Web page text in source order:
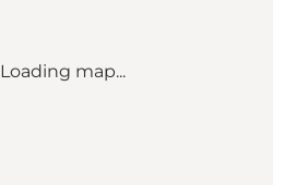
Loading map...